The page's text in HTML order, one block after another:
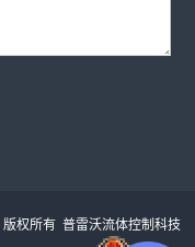
版权所有 普雷沃流体控制科技